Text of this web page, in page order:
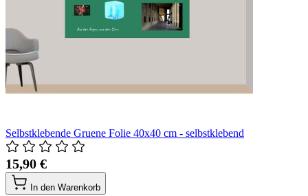
Selbstklebende Gruene Folie 40x40 cm - selbstklebend
15,90 €
In den Warenkorb